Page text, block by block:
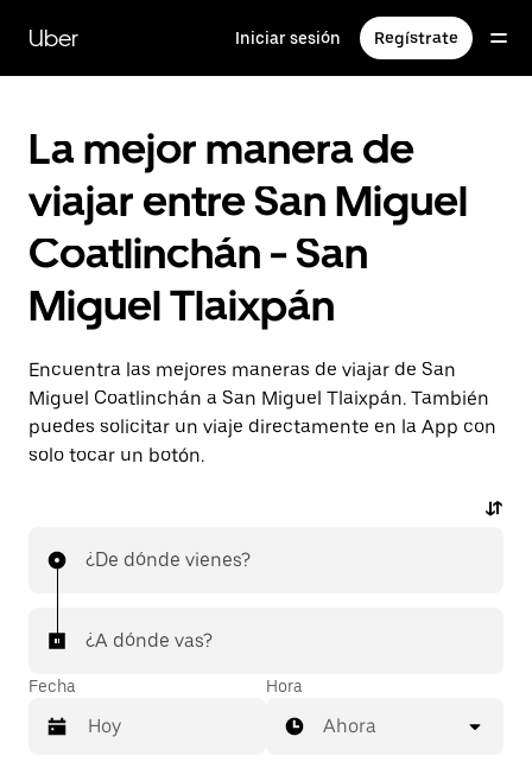
contenido
principal
Uber Iniciar sesión Regístrate
La mejor manera de
viajar entre San Miguel
Coatlinchán - San
Miguel Tlaixpán
Encuentra las mejores maneras de viajar de San
Miguel Coatlinchán a San Miguel Tlaixpán. También
puedes solicitar un viaje directamente en la App con
solo tocar un botón.
¿De dónde vienes?
¿A dónde vas?
Fecha Hora
Ahora